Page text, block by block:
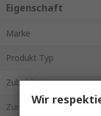
Eigenschaft
Marke
Produkt Typ
Zubehörtyp
Zur Verwendung mit
Wir